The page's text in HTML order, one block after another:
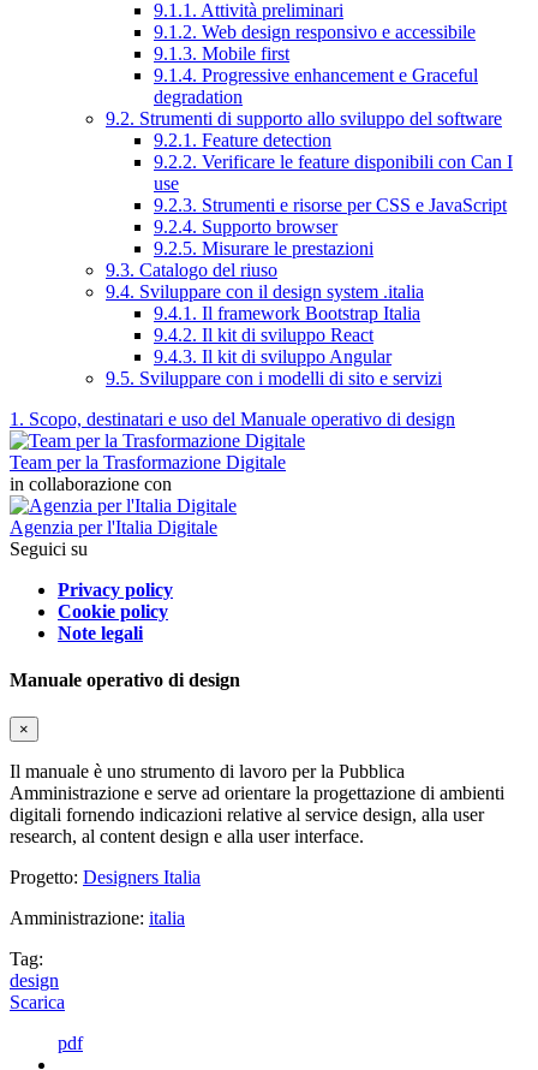
9.1.1. Attività preliminari
9.1.2. Web design responsivo e accessibile
9.1.3. Mobile first
9.1.4. Progressive enhancement e Graceful
degradation
9.2. Strumenti di supporto allo sviluppo del software
9.2.1. Feature detection
9.2.2. Verificare le feature disponibili con Can I
use
9.2.3. Strumenti e risorse per CSS e JavaScript
9.2.4. Supporto browser
9.2.5. Misurare le prestazioni
9.3. Catalogo del riuso
9.4. Sviluppare con il design system .italia
9.4.1. Il framework Bootstrap Italia
9.4.2. Il kit di sviluppo React
9.4.3. Il kit di sviluppo Angular
9.5. Sviluppare con i modelli di sito e servizi
1. Scopo, destinatari e uso del Manuale operativo di design
Team per la Trasformazione Digitale
in collaborazione con
Agenzia per l'Italia Digitale
Seguici su
Privacy policy
Cookie policy
Note legali
Manuale operativo di design
×
Il manuale è uno strumento di lavoro per la Pubblica
Amministrazione e serve ad orientare la progettazione di ambienti
digitali fornendo indicazioni relative al service design, alla user
research, al content design e alla user interface.
Progetto: Designers Italia
Amministrazione: italia
Tag:
design
Scarica
pdf